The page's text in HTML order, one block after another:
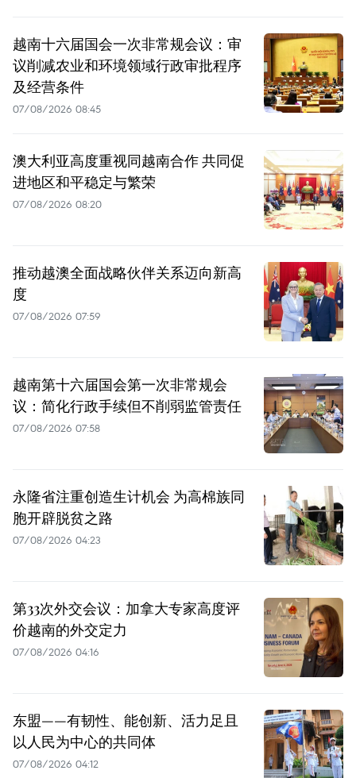
越南十六届国会一次非常规会议：审
议削减农业和环境领域行政审批程序
及经营条件
07/08/2026 08:45
澳大利亚高度重视同越南合作 共同促
进地区和平稳定与繁荣
07/08/2026 08:20
推动越澳全面战略伙伴关系迈向新高
度
07/08/2026 07:59
越南第十六届国会第一次非常规会
议：简化行政手续但不削弱监管责任
07/08/2026 07:58
永隆省注重创造生计机会 为高棉族同
胞开辟脱贫之路
07/08/2026 04:23
第33次外交会议：加拿大专家高度评
价越南的外交定力
07/08/2026 04:16
东盟——有韧性、能创新、活力足且
以人民为中心的共同体
07/08/2026 04:12